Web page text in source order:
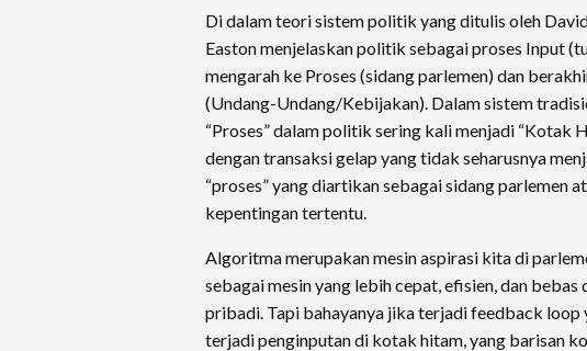
​Di dalam teori sistem politik yang ditulis oleh
Easton menjelaskan politik sebagai proses Input
mengarah ke Proses (sidang parlemen) dan
(Undang-Undang/Kebijakan). Dalam sistem
“Proses” dalam politik sering kali menjadi “Kotak
dengan transaksi gelap yang tidak seharusnya
“proses” yang diartikan sebagai sidang parlemen
kepentingan tertentu.
​Algoritma merupakan mesin aspirasi kita di
sebagai mesin yang lebih cepat, efisien, dan bebas
pribadi. Tapi bahayanya jika terjadi feedback loop
terjadi penginputan di kotak hitam, yang barisan